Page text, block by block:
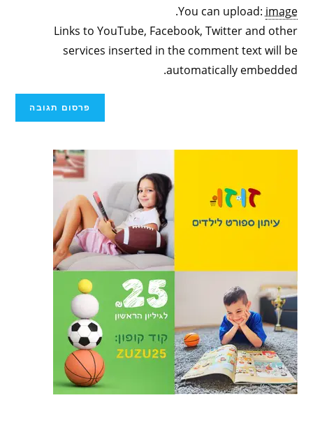
You can upload: image
.
Links to YouTube, Facebook, Twitter and other
services inserted in the comment text will be
automatically embedded.